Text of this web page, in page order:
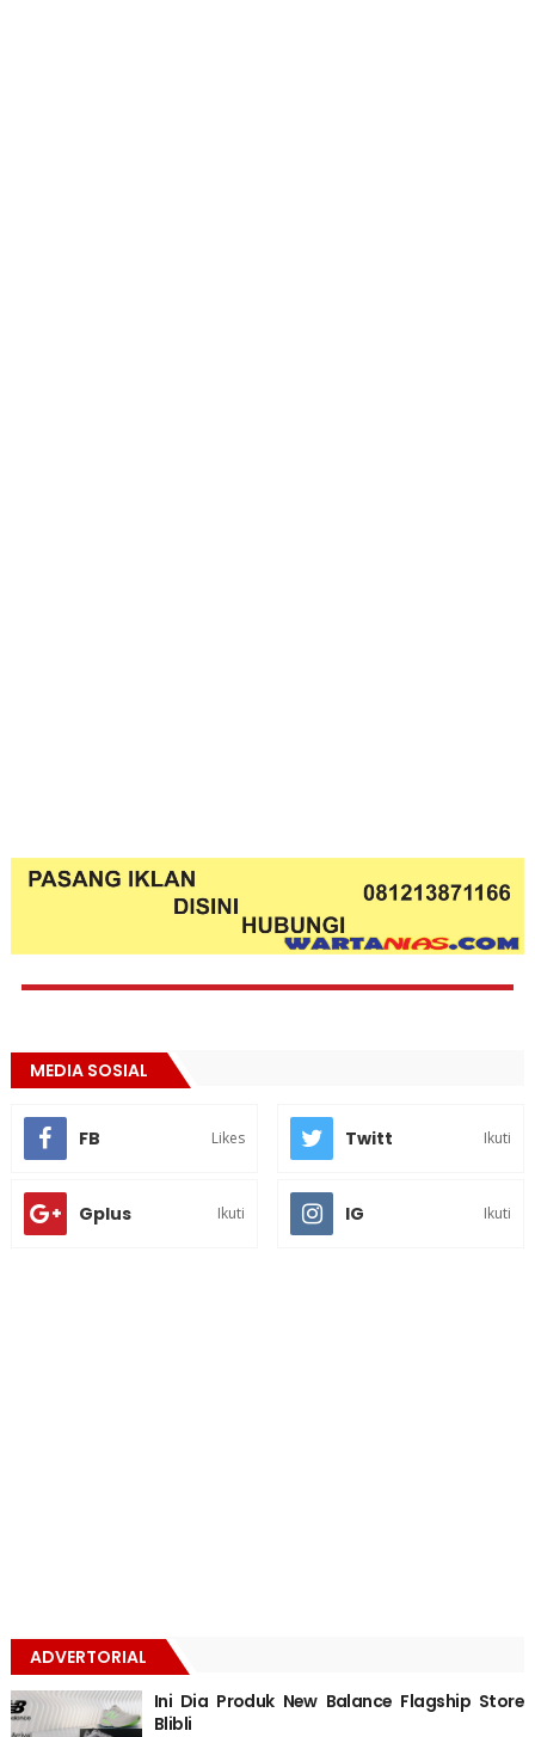
MEDIA SOSIAL
FB Likes Twitt Ikuti
Gplus Ikuti IG Ikuti
ADVERTORIAL
Ini Dia Produk New Balance Flagship Store
Blibli